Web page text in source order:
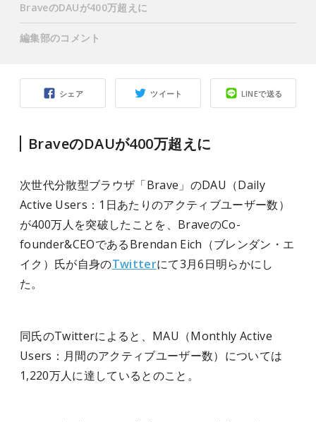
シェア ツイート LINEで送る
BraveのDAUが400万超えに
次世代分散型ブラウザ「Brave」のDAU（Daily
Active Users：1日あたりのアクティブユーザー数）
が400万人を突破したことを、BraveのCo-
founder&CEOであるBrendan Eich（ブレンダン・エ
イク）氏が自身のTwitterにて3月6日明らかにし
た。
同氏のTwitterによると、MAU（Monthly Active
Users：月間のアクティブユーザー数）については
1,220万人に達しているとのこと。
BraveのDAUが400万超えに
編集部のコメント